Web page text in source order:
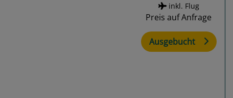
inkl. Flug
Preis auf Anfrage
Ausgebucht